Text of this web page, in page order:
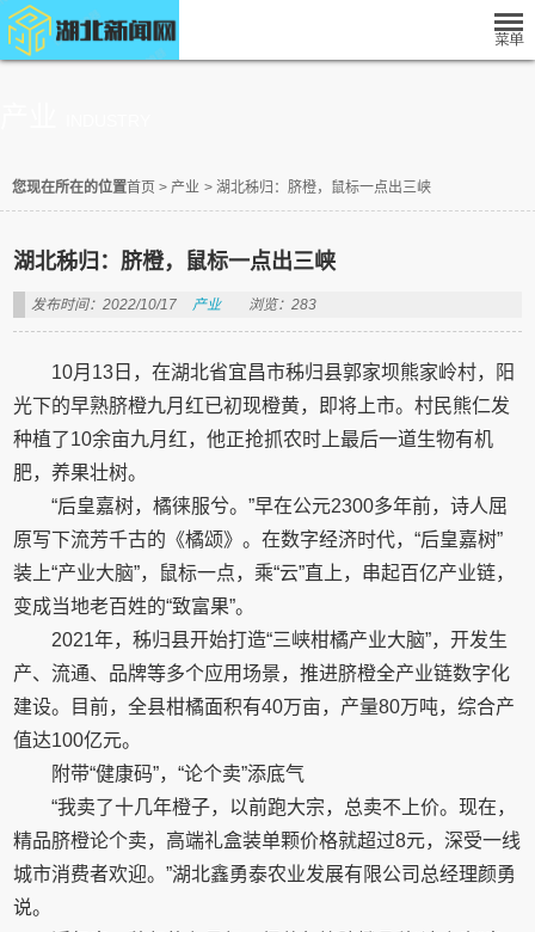
您现在所在的位置首页 > 产业 > 湖北秭归：脐橙，鼠标一点出三峡
湖北秭归：脐橙，鼠标一点出三峡
发布时间：2022/10/17 产业 浏览：283
10月13日，在湖北省宜昌市秭归县郭家坝熊家岭村，阳
光下的早熟脐橙九月红已初现橙黄，即将上市。村民熊仁发
种植了10余亩九月红，他正抢抓农时上最后一道生物有机
肥，养果壮树。
“后皇嘉树，橘徕服兮。”早在公元2300多年前，诗人屈
原写下流芳千古的《橘颂》。在数字经济时代，“后皇嘉树”
装上“产业大脑”，鼠标一点，乘“云”直上，串起百亿产业链，
变成当地老百姓的“致富果”。
2021年，秭归县开始打造“三峡柑橘产业大脑”，开发生
产、流通、品牌等多个应用场景，推进脐橙全产业链数字化
建设。目前，全县柑橘面积有40万亩，产量80万吨，综合产
值达100亿元。
附带“健康码”，“论个卖”添底气
“我卖了十几年橙子，以前跑大宗，总卖不上价。现在，
精品脐橙论个卖，高端礼盒装单颗价格就超过8元，深受一线
城市消费者欢迎。”湖北鑫勇泰农业发展有限公司总经理颜勇
说。